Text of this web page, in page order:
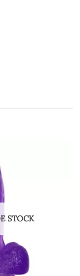
STOCK